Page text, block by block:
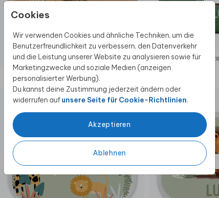
Cookies
Wir verwenden Cookies und ähnliche Techniken, um die
Benutzerfreundlichkeit zu verbessern, den Datenverkehr
und die Leistung unserer Website zu analysieren sowie für
Marketingzwecke und soziale Medien (anzeigen
personalisierter Werbung).
Du kannst deine Zustimmung jederzeit ändern oder
widerrufen auf unsere Seite für Cookie-Richtlinien.
Akzeptieren
Ablehnen
BROTDOSE
Diese Produkte könnten dir auch gefallen